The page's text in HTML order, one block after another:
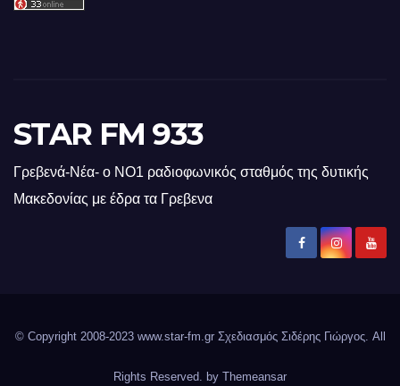
STAR FM 933
Γρεβενά-Νέα- ο ΝΟ1 ραδιοφωνικός σταθμός της δυτικής
Μακεδονίας με έδρα τα Γρεβενα
© Copyright 2008-2023 www.star-fm.gr Σχεδιασμός Σιδέρης Γιώργος. All
Rights Reserved. by Themeansar